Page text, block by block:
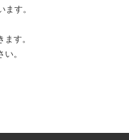
す。
す。
。